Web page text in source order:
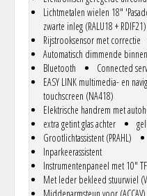
Lichtmetalen wielen 18"
zwarte inleg (RALU18 + RDIF21)
Rijstrooksensor met correctie
Automatisch dimmende
Bluetooth
Connected
EASY LINK multimedia- en
touchscreen (NA418)
Elektrische handrem met
extra getint glas achter
Grootlichtassistent (PRAHL)
Inparkeerassistent
Instrumentenpaneel met 10"
Met leder bekleed stuurwiel